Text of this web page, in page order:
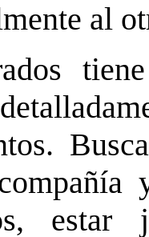
al
estar